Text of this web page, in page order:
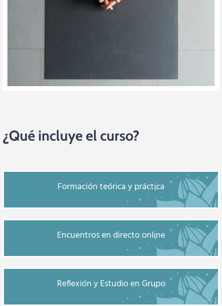
¿Qué incluye el curso?
Formación teórica y práctica
Encuentros en directo online
Reflexión y Estudio en Grupo